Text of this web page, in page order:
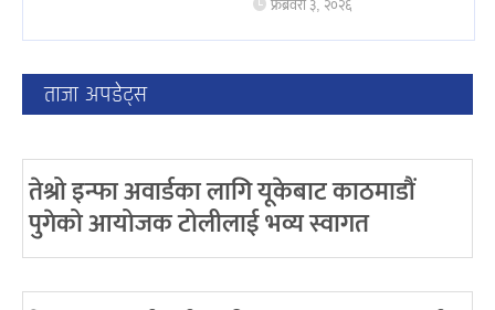
फ्रेब्रवरी ३, २०२६
ताजा अपडेट्स
तेश्रो इन्फा अवार्डका लागि यूकेबाट काठमाडौं
पुगेको आयोजक टोलीलाई भव्य स्वागत